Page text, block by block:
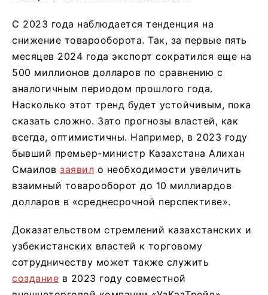
С 2023 года наблюдается тенденция на
снижение товарооборота. Так, за первые пять
месяцев 2024 года экспорт сократился еще на
500 миллионов долларов по сравнению с
аналогичным периодом прошлого года.
Насколько этот тренд будет устойчивым, пока
сказать сложно. Зато прогнозы властей, как
всегда, оптимистичны. Например, в 2023 году
бывший премьер-министр Казахстана Алихан
Смаилов заявил о необходимости увеличить
взаимный товарооборот до 10 миллиардов
долларов в «среднесрочной перспективе».
Доказательством стремлений казахстанских и
узбекистанских властей к торговому
сотрудничеству может также служить
создание в 2023 году совместной